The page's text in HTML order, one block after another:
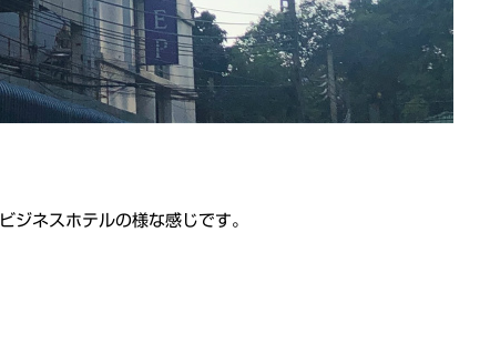
ジネスホテルの様な感じです。